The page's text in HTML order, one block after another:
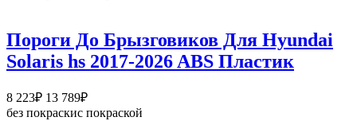
–
13
915₽
Пороги До Брызговиков Для Hyundai
Solaris hs 2017-2026 ABS Пластик
8 223₽ 13 789₽Диапазон
цен:
без покраскис покраской